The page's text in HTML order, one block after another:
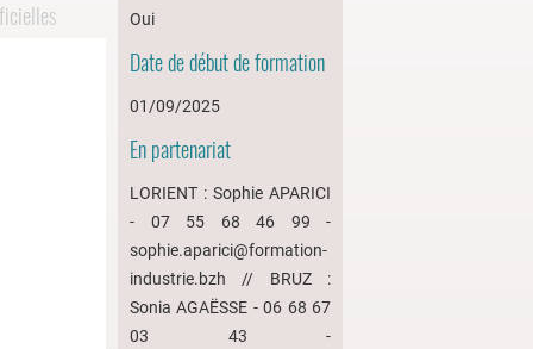
Oui
Date de début de formation
01/09/2025
En partenariat
LORIENT : Sophie APARICI
- 07 55 68 46 99 -
sophie.aparici@formation-
industrie.bzh // BRUZ :
Sonia AGAËSSE - 06 68 67
03 43 -